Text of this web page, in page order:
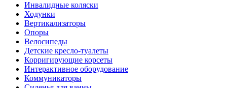
Инвалидные коляски
Ходунки
Вертикализаторы
Опоры
Велосипеды
Детские кресло-туалеты
Корригирующие корсеты
Интерактивное оборудование
Коммуникаторы